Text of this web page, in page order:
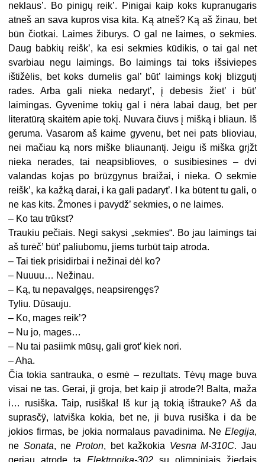
neklaus’. Bo pinigų reik’. Pinigai kaip koks kupranugaris
atneš an sava kupros visa kita. Ką atneš? Ką aš žinau, bet
būn čiotkai. Laimes žiburys. O gal ne laimes, o sekmies.
Daug babkių reišk’, ka esi sekmies kūdikis, o tai gal net
svarbiau negu laimings. Bo laimings tai toks išsiviepes
ištižėlis, bet koks durnelis gal’ būt’ laimings kokį blizgutį
rades. Arba gali nieka nedaryt’, į debesis žiet’ i būt’
laimingas. Gyvenime tokių gal i nėra labai daug, bet per
literatūrą skaitėm apie tokį. Nuvara čiuvs į mišką i bliaun. Iš
geruma. Vasarom aš kaime gyvenu, bet nei pats blioviau,
nei mačiau ką nors miške bliaunantį. Jeigu iš miška grįžt
nieka nerades, tai neapsiblioves, o susibiesines – dvi
valandas kojas po brūzgynus braižai, i nieka. O sekmie
reišk’, ka kažką darai, i ka gali padaryt’. I ka būtent tu gali, o
ne kas kits. Žmones i pavydž’ sekmies, o ne laimes.
– Ko tau trūkst?
Traukiu pečiais. Negi sakysi „sekmies“. Bo jau laimings tai
aš turėč’ būt’ paliubomu, jiems turbūt taip atroda.
– Tai tiek prisidirbai i nežinai dėl ko?
– Nuuuu… Nežinau.
– Ką, tu nepavalgęs, neapsirengęs?
Tyliu. Dūsauju.
– Ko, mages reik’?
– Nu jo, mages…
– Nu tai pasiimk mūsų, gali grot’ kiek nori.
– Aha.
Čia tokia santrauka, o esmė – rezultats. Tėvų mage buva
visai ne tas. Gerai, ji groja, bet kaip ji atrode?! Balta, maža
i… rusiška. Taip, rusiška! Iš kur ją tokią ištrauke? Aš da
suprasčÿ, latviška kokia, bet ne, ji buva rusiška i da be
jokios firmas, be jokia normalaus pavadinima. Ne Elegija,
ne Sonata, ne Proton, bet kažkokia Vesna M-310C. Jau